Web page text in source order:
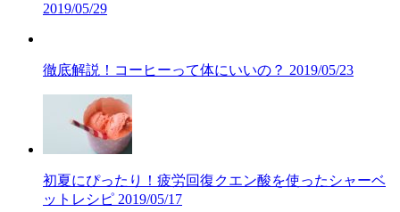
2019/05/29
徹底解説！コーヒーって体にいいの？ 2019/05/23
初夏にぴったり！疲労回復クエン酸を使ったシャーベ
ットレシピ 2019/05/17